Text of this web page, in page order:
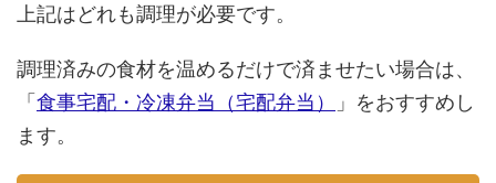
上記はどれも調理が必要です。
調理済みの食材を温めるだけで済ませたい場合は、
「 食事宅配・冷凍弁当（宅配弁当）
」をおすすめし
ます。